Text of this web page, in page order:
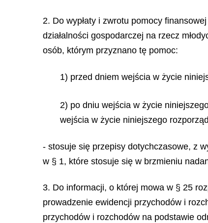
2. Do wypłaty i zwrotu pomocy
działalności gospodarczej na rzecz
osób, którym przyznano tę pomoc:
1) przed dniem wejścia w życie
2) po dniu wejścia w życie
wejścia w życie niniejszego
- stosuje się przepisy dotychczasowe, z
w § 1, które stosuje się w brzmieniu
3. Do informacji, o której mowa w § 25
prowadzenie ewidencji przychodów i
przychodów i rozchodów na podstawie